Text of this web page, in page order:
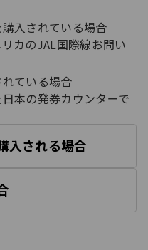
入されている場合
カのJAL国際線お問い
ている場合
本の発券カウンターで
入される場合
く
く